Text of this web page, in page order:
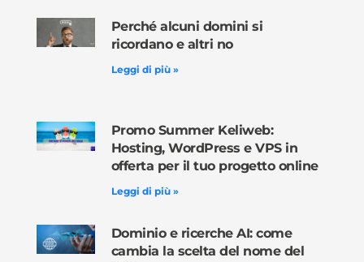
Perché alcuni domini si
ricordano e altri no
Leggi di più »
Promo Summer Keliweb:
Hosting, WordPress e VPS in
offerta per il tuo progetto online
Leggi di più »
Dominio e ricerche AI: come
cambia la scelta del nome del